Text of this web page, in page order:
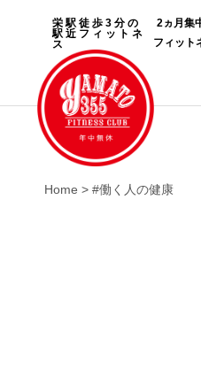
栄駅徒歩3分の
駅近フィットネ
ス
2ヵ月集
フィット
Home > #働く人の健康